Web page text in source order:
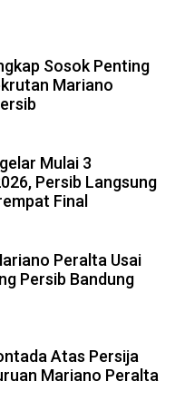
Sosok Penting
Mariano
Mulai 3
Persib Langsung
Final
Peralta Usai
Persib Bandung
Atas Persija
Mariano Peralta